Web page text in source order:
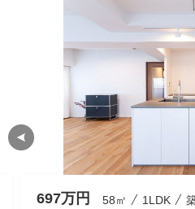
697万円 58㎡ 1LDK